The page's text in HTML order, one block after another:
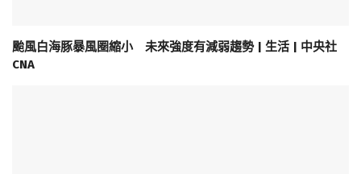
颱風白海豚暴風圈縮小 未來強度有減弱趨勢 | 生活 | 中央社
CNA